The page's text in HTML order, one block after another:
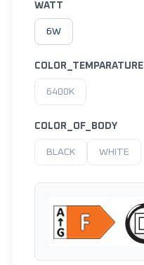
WATT
6W
COLOR_TEMPARATURE
6400K
COLOR_OF_BODY
BLACK WHITE